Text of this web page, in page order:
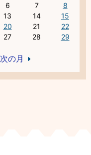
6 7
8
13 14
15
20 21
22
27 28
29
次の月